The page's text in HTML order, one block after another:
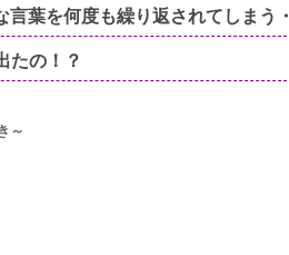
言葉を何度も繰り返されてしまう
たの！？
～